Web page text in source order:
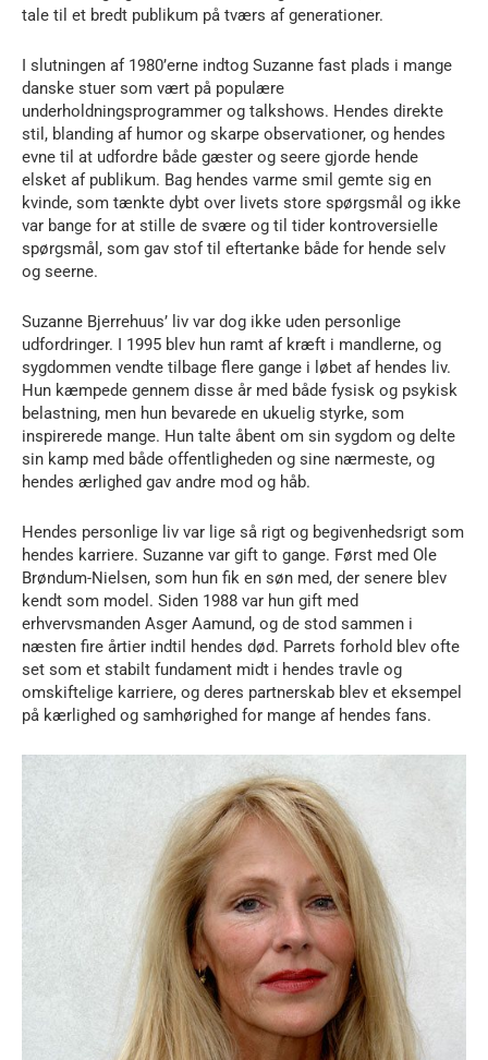
tale til et bredt publikum på tværs af generationer.
I slutningen af 1980’erne indtog Suzanne fast plads i mange
danske stuer som vært på populære
underholdningsprogrammer og talkshows. Hendes direkte
stil, blanding af humor og skarpe observationer, og hendes
evne til at udfordre både gæster og seere gjorde hende
elsket af publikum. Bag hendes varme smil gemte sig en
kvinde, som tænkte dybt over livets store spørgsmål og ikke
var bange for at stille de svære og til tider kontroversielle
spørgsmål, som gav stof til eftertanke både for hende selv
og seerne.
Suzanne Bjerrehuus’ liv var dog ikke uden personlige
udfordringer. I 1995 blev hun ramt af kræft i mandlerne, og
sygdommen vendte tilbage flere gange i løbet af hendes liv.
Hun kæmpede gennem disse år med både fysisk og psykisk
belastning, men hun bevarede en ukuelig styrke, som
inspirerede mange. Hun talte åbent om sin sygdom og delte
sin kamp med både offentligheden og sine nærmeste, og
hendes ærlighed gav andre mod og håb.
Hendes personlige liv var lige så rigt og begivenhedsrigt som
hendes karriere. Suzanne var gift to gange. Først med Ole
Brøndum-Nielsen, som hun fik en søn med, der senere blev
kendt som model. Siden 1988 var hun gift med
erhvervsmanden Asger Aamund, og de stod sammen i
næsten fire årtier indtil hendes død. Parrets forhold blev ofte
set som et stabilt fundament midt i hendes travle og
omskiftelige karriere, og deres partnerskab blev et eksempel
på kærlighed og samhørighed for mange af hendes fans.